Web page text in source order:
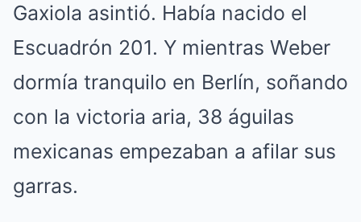
Gaxiola asintió. Había nacido el
Escuadrón 201. Y mientras Weber
dormía tranquilo en Berlín, soñando
con la victoria aria, 38 águilas
mexicanas empezaban a afilar sus
garras.